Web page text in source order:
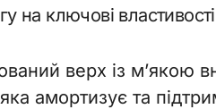
на ключові
верх із м’якою
амортизує та